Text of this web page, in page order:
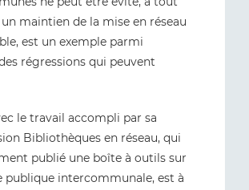
maintien de la mise en réseau
est un exemple parmi
régressions qui peuvent
le travail accompli par sa
Bibliothèques en réseau, qui
publié une boîte à outils sur
publique intercommunale, est à